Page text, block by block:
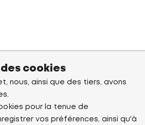
cookies
nous, ainsi que des tiers, avons
pour la tenue de
vos préférences, ainsi qu'à